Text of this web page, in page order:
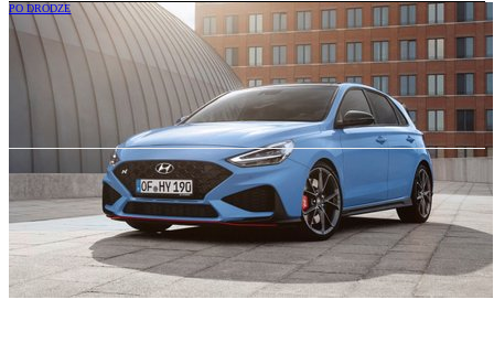
PO DRODZE
Z tymi modelami musimy się pożegnać.
Koniec spalinowych „N-ek” Hyundaia